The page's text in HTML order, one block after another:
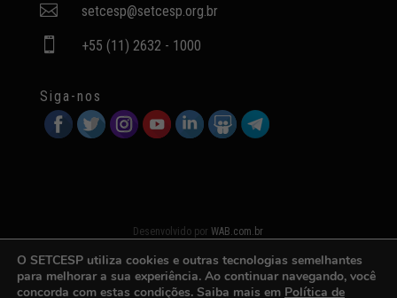
 setcesp@setcesp.org.br
 +55 (11) 2632 - 1000
Siga-nos
Desenvolvido porWAB.com.br
O SETCESP utiliza cookies e outras tecnologias semelhantes
para melhorar a sua experiência. Ao continuar navegando, você
concorda com estas condições. Saiba mais em Política de